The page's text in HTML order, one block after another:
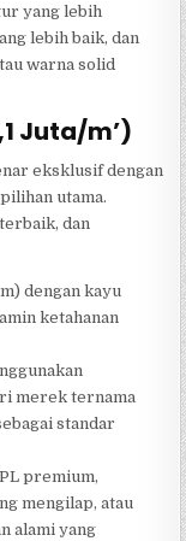
yang lebih
lebih baik, dan
warna solid
Juta/m’)
eksklusif dengan
utama.
dan
dengan kayu
ketahanan
merek ternama
standar
premium,
mengilap, atau
alami yang